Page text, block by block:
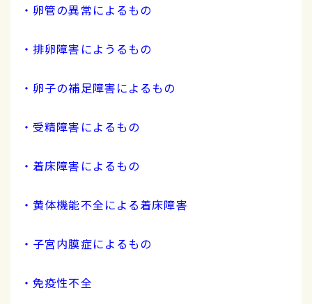
・卵管の異常によるもの
・排卵障害にようるもの
・卵子の補足障害によるもの
・受精障害によるもの
・着床障害によるもの
・黄体機能不全による着床障害
・子宮内膜症によるもの
・免疫性不全